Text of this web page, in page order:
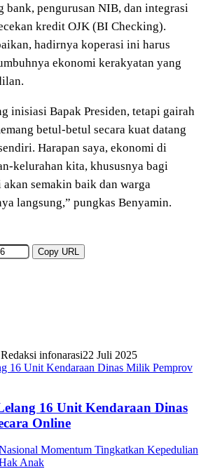
bank, pengurusan NIB, dan integrasi
kredit OJK (BI Checking).
hadirnya koperasi ini harus
ekonomi kerakyatan yang
inisiasi Bapak Presiden, tetapi gairah
betul-betul secara kuat datang
Harapan saya, ekonomi di
kelurahan kita, khususnya bagi
semakin baik dan warga
langsung,” pungkas Benyamin.
Copy URL
Redaksi infonarasi22 Juli 2025
16 Unit Kendaraan Dinas Milik Pemprov
16 Unit Kendaraan Dinas
Online
Momentum Tingkatkan Kepedulian
Anak